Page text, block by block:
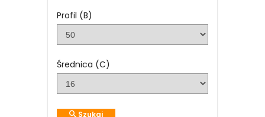
ZAREJESTRUJ
Profil (B)
Średnica (C)
Szukaj